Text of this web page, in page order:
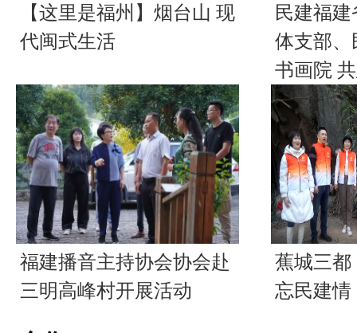
【这里是福州】烟台山 现
代闽式生活
民建福
体支部、
书画院
福建播音主持协会协会赴
三明高峰村开展活动
蕉城三都
忘民建情